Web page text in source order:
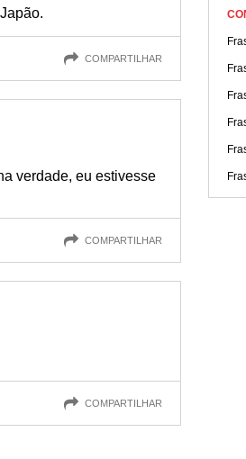
COMPARTILHAR
verdade, eu estivesse
COMPARTILHAR
COMPARTILHAR